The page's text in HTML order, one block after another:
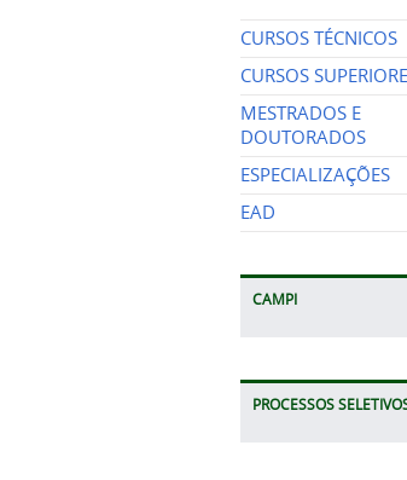
CURSOS TÉCNICOS
CURSOS
MESTRADOS E
DOUTORADOS
ESPECIALIZAÇÕES
EAD
CAMPI
PROCESSOS